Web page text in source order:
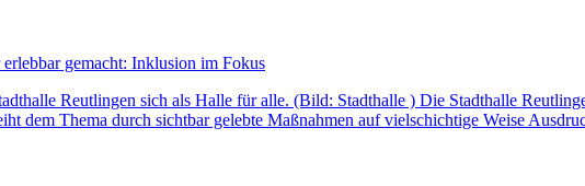
gemacht: Inklusion im Fokus
Reutlingen sich als Halle für alle. (Bild: Stadthalle ) Die Stadthalle
dem Thema durch sichtbar gelebte Maßnahmen auf vielschichtige Weise